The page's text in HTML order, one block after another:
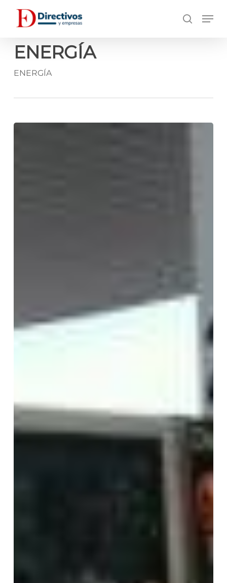
principal
búsqueda
ENERGÍA
ENERGÍA